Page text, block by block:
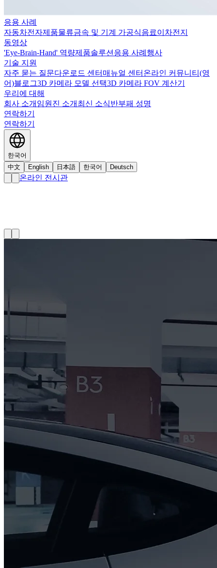
응용 사례
자동차전자제품물류금속 및 기계 가공식음료이차전지
동영상
'Eye-Brain-Hand' 역량제품솔루션 응용 사례 행사
기술 지원
자주 묻는 질문다운로드 센터 매뉴얼 센터 온라인 커뮤니티(영
어)블로그3D 카메라 모델 선택3D 카메라 FOV 계산기
우리에 대해
회사 소개 임원진 소개 최신 소식반부패 성명
연락하기
연락하기
한국어
中文
English 日本語 한국어 Deutsch
온라인 전시관